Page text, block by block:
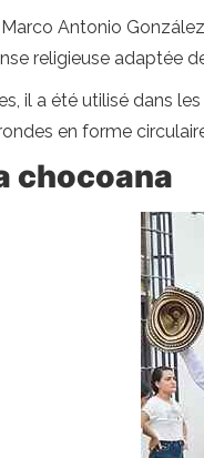
Antonio
religieuse adaptée
il a été utilisé dans
en forme
chocoana